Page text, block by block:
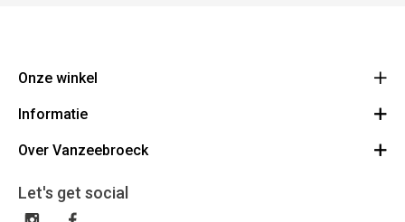
Onze winkel
Vanzeebroeck Motors
1600 Sint-Pieters-Leeuw
023316022
BE0425198510
Informatie
Bestelling annuleren
Algemene voorwaarden
Over Vanzeebroeck
Cadeaubon
Verzenden & Retourneren
Let's get social